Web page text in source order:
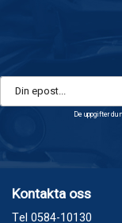
De uppgifter du
Kontakta oss
Tel 0584-10130